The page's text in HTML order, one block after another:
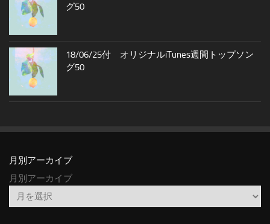
グ50
18/06/25付 オリジナルiTunes週間トップソン
グ50
月別アーカイブ
月別アーカイブ